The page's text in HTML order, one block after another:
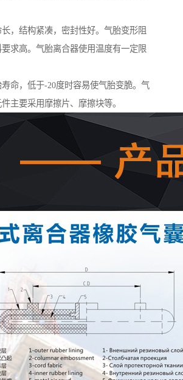
，结构紧凑，密封性好。气胎变形阻
求高。气胎离合器使用温度有一定限
命，低于-20度时容易使气胎变脆。气
主要采用摩擦片、摩擦块等。